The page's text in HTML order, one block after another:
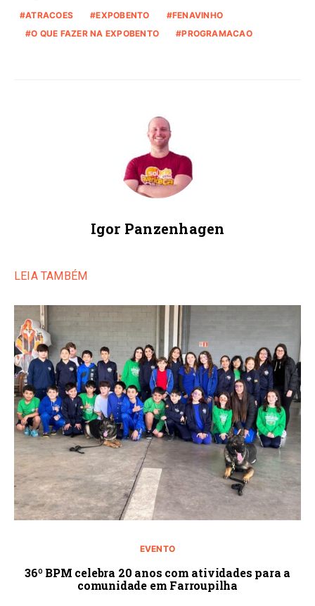
ATRACOES EXPOBENTO
FENAVINHO
O QUE FAZER NA EXPOBENTO
PROGRAMACAO
Igor Panzenhagen
LEIA TAMBÉM
EVENTO
36º BPM celebra 20 anos com atividades para a
comunidade em Farroupilha